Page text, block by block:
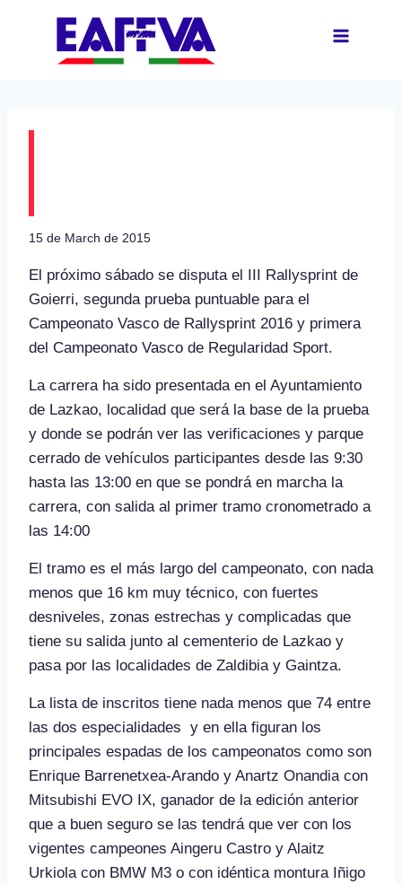
15 de March de 2015
El próximo sábado se disputa el III Rallysprint de
Goierri, segunda prueba puntuable para el
Campeonato Vasco de Rallysprint 2016 y primera
del Campeonato Vasco de Regularidad Sport.
La carrera ha sido presentada en el Ayuntamiento
de Lazkao, localidad que será la base de la prueba
y donde se podrán ver las verificaciones y parque
cerrado de vehículos participantes desde las 9:30
hasta las 13:00 en que se pondrá en marcha la
carrera, con salida al primer tramo cronometrado a
las 14:00
El tramo es el más largo del campeonato, con nada
menos que 16 km muy técnico, con fuertes
desniveles, zonas estrechas y complicadas que
tiene su salida junto al cementerio de Lazkao y
pasa por las localidades de Zaldibia y Gaintza.
La lista de inscritos tiene nada menos que 74 entre
las dos especialidades y en ella figuran los
principales espadas de los campeonatos como son
Enrique Barrenetxea-Arando y Anartz Onandia con
Mitsubishi EVO IX, ganador de la edición anterior
que a buen seguro se las tendrá que ver con los
vigentes campeones Aingeru Castro y Alaitz
Urkiola con BMW M3 o con idéntica montura Iñigo